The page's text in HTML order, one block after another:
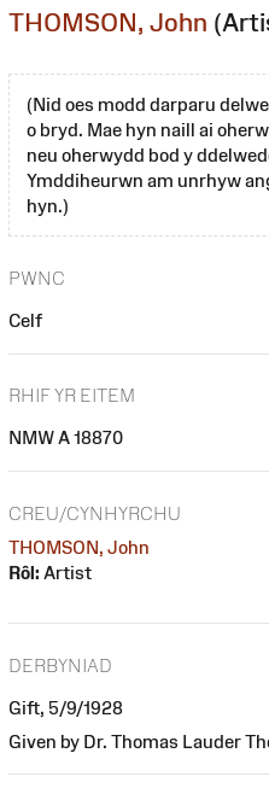
THOMSON, John
(Nid oes modd darparu
o bryd. Mae hyn naill ai
neu oherwydd bod y
Ymddiheurwn am unrhyw
hyn.)
PWNC
Celf
RHIF YR EITEM
NMW A 18870
CREU/CYNHYRCHU
THOMSON, John
Rôl: Artist
DERBYNIAD
Gift, 5/9/1928
Given by Dr. Thomas Lauder